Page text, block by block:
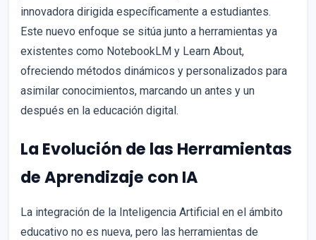
innovadora dirigida específicamente a estudiantes.
Este nuevo enfoque se sitúa junto a herramientas ya
existentes como NotebookLM y Learn About,
ofreciendo métodos dinámicos y personalizados para
asimilar conocimientos, marcando un antes y un
después en la educación digital.
La Evolución de las Herramientas
de Aprendizaje con IA
La integración de la Inteligencia Artificial en el ámbito
educativo no es nueva, pero las herramientas de